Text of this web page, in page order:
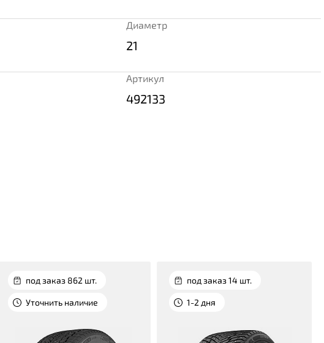
Диаметр
21
Артикул
492133
под заказ 862 шт.
Уточнить наличие
под заказ 14 шт.
1-2 дня